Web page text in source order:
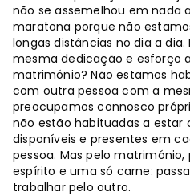
não se assemelhou em nada
maratona porque não
longas distâncias no dia a
mesma dedicação e esforço
matrimónio? Não estamos
com outra pessoa com a
preocupamos connosco
não estão habituadas a
disponíveis e presentes em
pessoa. Mas pelo
espírito e uma só carne:
trabalhar pelo outro.